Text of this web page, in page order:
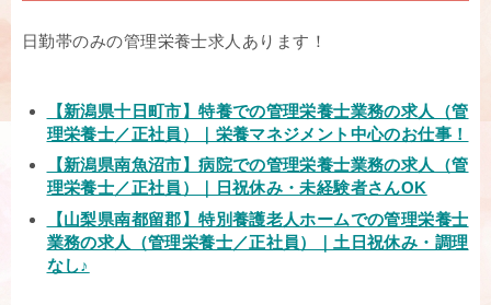
日勤帯のみの管理栄養士求人あります！
【新潟県十日町市】特養での管理栄養士業務の求人（管
理栄養士／正社員）｜栄養マネジメント中心のお仕事！
【新潟県南魚沼市】病院での管理栄養士業務の求人（管
理栄養士／正社員）｜日祝休み・未経験者さんOK
【山梨県南都留郡】特別養護老人ホームでの管理栄養士
業務の求人（管理栄養士／正社員）｜土日祝休み・調理
なし♪